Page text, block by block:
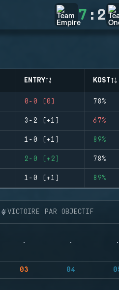
7 : 2
ENTRY KOST
0-0 (0) 78%
3-2 (+1) 67%
1-0 (+1) 89%
2-0 (+2) 78%
1-0 (+1) 89%
VICTOIRE PAR OBJECTIF
03 04